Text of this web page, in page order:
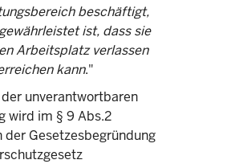
beschäftigt,
ist, dass sie
Arbeitsplatz verlassen
kann."
unverantwortbaren
wird im § 9 Abs.2
der Gesetzesbegründung